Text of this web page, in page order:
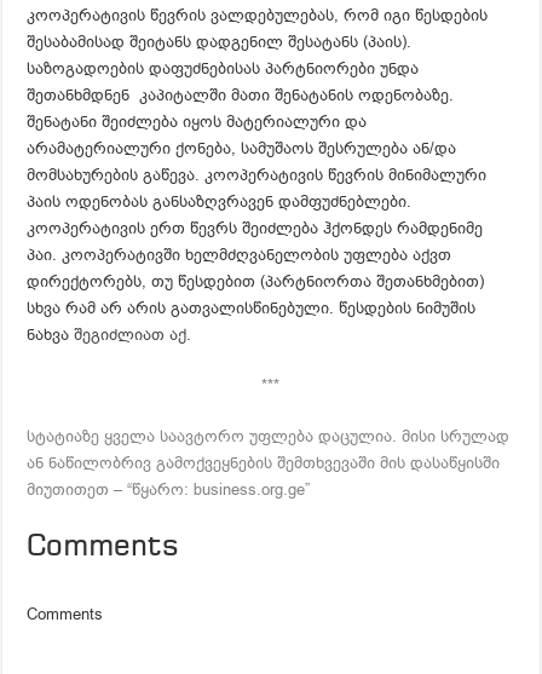
კოოპერატივის წევრის ვალდებულებას, რომ იგი წესდების
შესაბამისად შეიტანს დადგენილ შესატანს (პაის).
საზოგადოების დაფუძნებისას პარტნიორები უნდა
შეთანხმდნენ კაპიტალში მათი შენატანის ოდენობაზე.
შენატანი შეიძლება იყოს მატერიალური და
არამატერიალური ქონება, სამუშაოს შესრულება ან/და
მომსახურების გაწევა. კოოპერატივის წევრის მინიმალური
პაის ოდენობას განსაზღვრავენ დამფუძნებლები.
კოოპერატივის ერთ წევრს შეიძლება ჰქონდეს რამდენიმე
პაი. კოოპერატივში ხელმძღვანელობის უფლება აქვთ
დირექტორებს, თუ წესდებით (პარტნიორთა შეთანხმებით)
სხვა რამ არ არის გათვალისწინებული. წესდების ნიმუშის
ნახვაშეგიძლიათ აქ.
***
სტატიაზე ყველა საავტორო უფლება დაცულია. მისი სრულად
ან ნაწილობრივ გამოქვეყნების შემთხვევაში მის დასაწყისში
მიუთითეთ – “წყარო: business.org.ge”
Comments
Comments